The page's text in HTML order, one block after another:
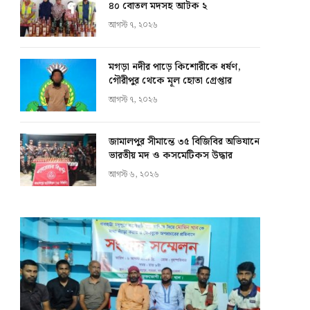
৪০ বোতল মদসহ আটক ২
আগস্ট ৭, ২০২৬
মগড়া নদীর পাড়ে কিশোরীকে ধর্ষণ,
গৌরীপুর থেকে মূল হোতা গ্রেপ্তার
আগস্ট ৭, ২০২৬
জামালপুর সীমান্তে ৩৫ বিজিবির অভিযানে
ভারতীয় মদ ও কসমেটিকস উদ্ধার
আগস্ট ৬, ২০২৬